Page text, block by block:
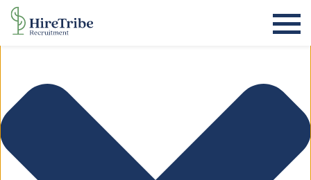
Beheer toestemming